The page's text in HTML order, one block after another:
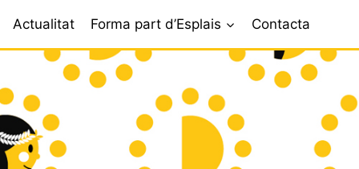
Actualitat Forma part d’Esplais Contacta